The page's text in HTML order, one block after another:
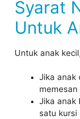
Syarat
Untuk
Untuk anak
Jika anak
Jika anak
satu kursi